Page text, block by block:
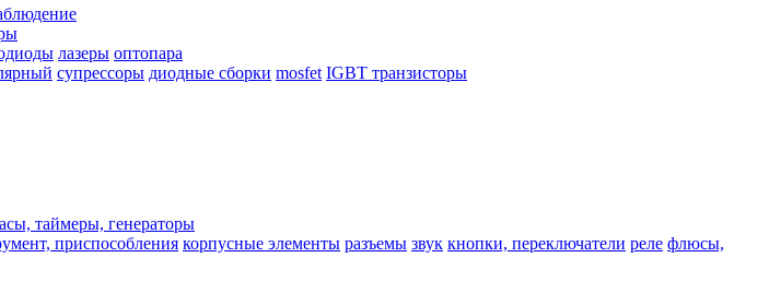
лазеры оптопара
супрессоры диодные сборки mosfet IGBT транзисторы
таймеры, генераторы
приспособления корпусные элементы разъемы звук кнопки, переключатели реле флюсы,